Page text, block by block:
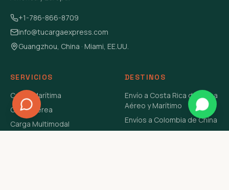
+1-786-866-8709
info@tucargaexpress.com
Guangzhou, China · Miami, EE.UU.
SERVICIOS
Carga Marítima
Carga Aérea
Carga Multimodal
DESTINOS
Envío a Costa Rica de China
Aéreo y Marítimo
Envíos a Colombia de China